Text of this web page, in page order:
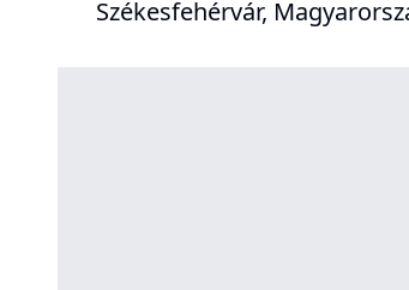
Székesfehérvár,